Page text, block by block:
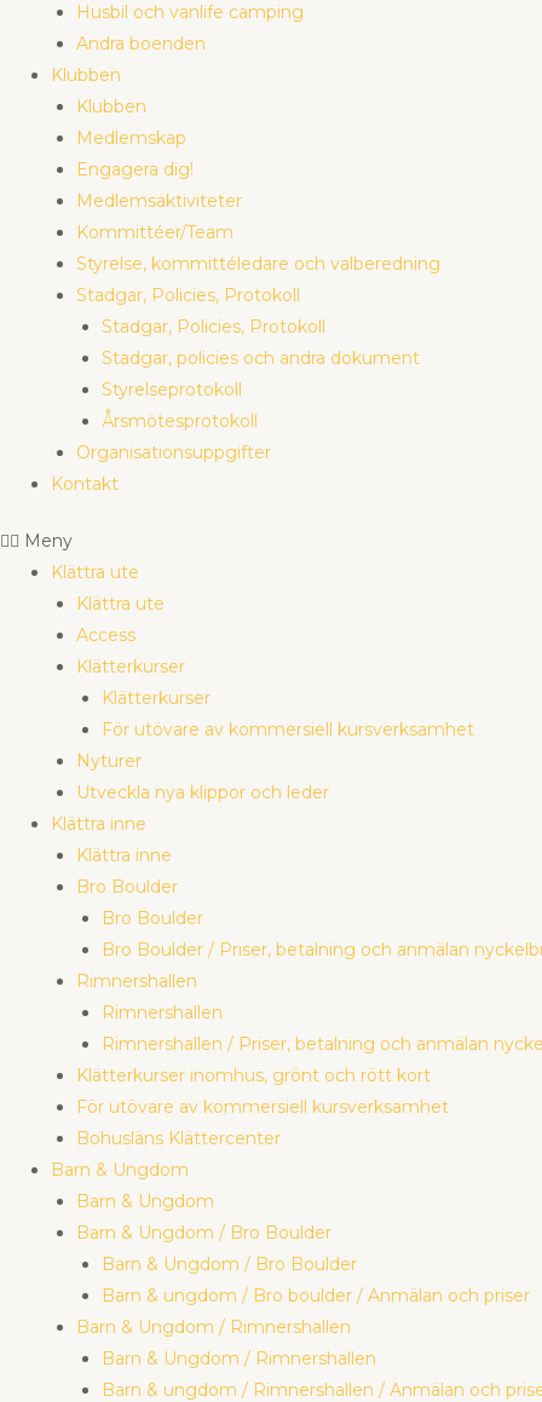
Husbil och vanlife camping
Andra boenden
Klubben
Klubben
Medlemskap
Engagera dig!
Medlemsaktiviteter
Kommittéer/Team
Styrelse, kommittéledare och valberedning
Stadgar, Policies, Protokoll
Stadgar, Policies, Protokoll
Stadgar, policies och andra dokument
Styrelseprotokoll
Årsmötesprotokoll
Organisationsuppgifter
Kontakt
Meny
Klättra ute
Klättra ute
Access
Klätterkurser
Klätterkurser
För utövare av kommersiell kursverksamhet
Nyturer
Utveckla nya klippor och leder
Klättra inne
Klättra inne
Bro Boulder
Bro Boulder
Bro Boulder / Priser, betalning och anmälan
Rimnershallen
Rimnershallen
Rimnershallen / Priser, betalning och anmälan
Klätterkurser inomhus, grönt och rött kort
För utövare av kommersiell kursverksamhet
Bohusläns Klättercenter
Barn & Ungdom
Barn & Ungdom
Barn & Ungdom / Bro Boulder
Barn & Ungdom / Bro Boulder
Barn & ungdom / Bro boulder / Anmälan och priser
Barn & Ungdom / Rimnershallen
Barn & Ungdom / Rimnershallen
Barn & ungdom / Rimnershallen / Anmälan och